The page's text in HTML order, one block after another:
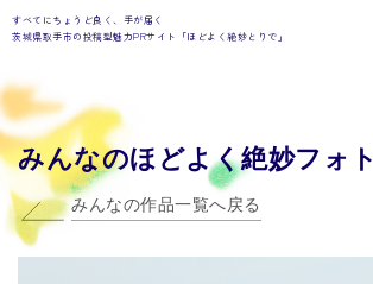
すべてにちょうど良く、手が届く
茨城県取手市の投稿型魅力PRサイト「ほどよく絶妙とりで」
みんなのほどよく絶妙フォト
みんなの作品一覧へ戻る